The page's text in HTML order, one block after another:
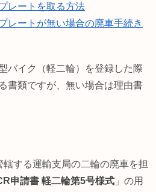
レートを取る方法
レートが無い場合の廃車手続き
バイク（軽二輪）を登録した際
書類ですが、無い場合は理由書
轄する運輸支局の二輪の廃車を担
申請書 軽二輪第5号様式 」の用